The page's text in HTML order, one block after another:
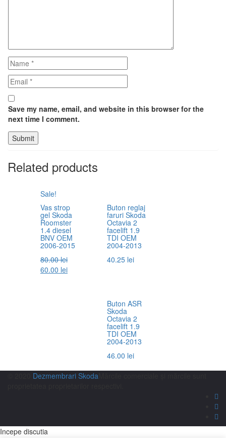
Save my name, email, and website in this browser for the
next time I comment.
Related products
Sale!
Vas strop
gel Skoda
Roomster
1.4 diesel
BNV OEM
2006-2015
80.00lei
60.00 lei
Buton reglaj
faruri Skoda
Octavia 2
facelift 1.9
TDI OEM
2004-2013
40.25 lei
Buton ASR
Skoda
Octavia 2
facelift 1.9
TDI OEM
2004-2013
46.00 lei
Dezmembrari Skoda
Incepe discutia